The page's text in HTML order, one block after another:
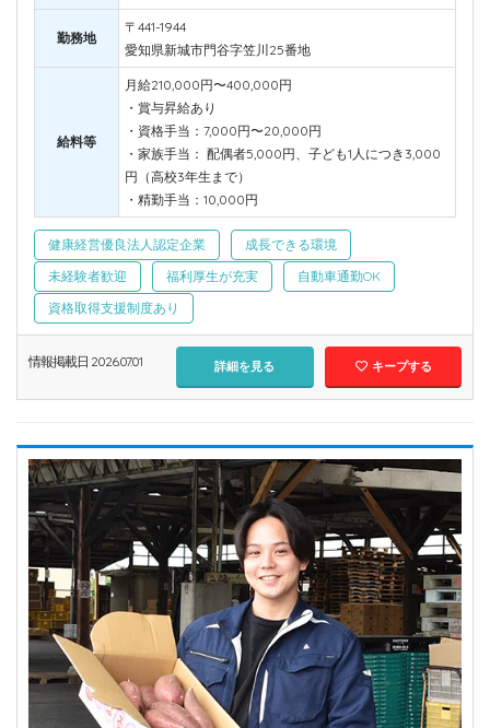
勤務地
〒441-1944
愛知県新城市門谷字笠川25番地
給料等
月給210,000円〜400,000円
・賞与昇給あり
・資格手当：7,000円〜20,000円
・家族手当： 配偶者5,000円、子ども1人につき3,000
円（高校3年生まで）
・精勤手当：10,000円
健康経営優良法人認定企業
成長できる環境
未経験者歓迎
福利厚生が充実
自動車通勤OK
資格取得支援制度あり
情報掲載日 2026.07.01 詳細を見る キープする